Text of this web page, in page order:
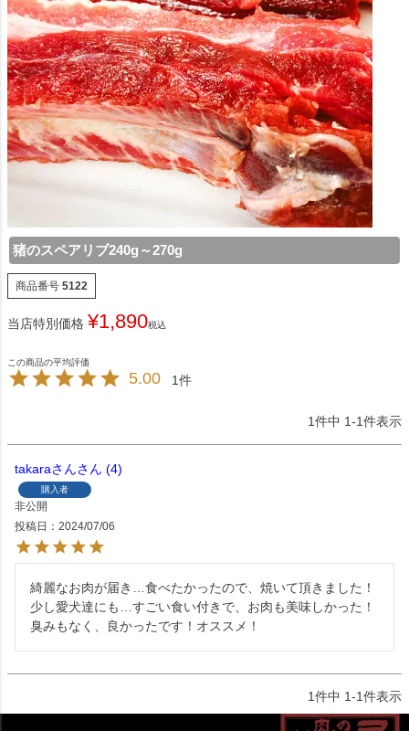
猪のスペアリブ240g～270g
商品番号 5122
当店特別価格 ¥1,890税込
5.00 1
1件中 1-1件表示
takaraさん 4
購入者
非公開
投稿日
2024/07/06
綺麗なお肉が届き…食べたかったので、焼いて頂きました！
少し愛犬達にも…すごい食い付きで、お肉も美味しかった！
臭みもなく、良かったです！オススメ！
1件中 1-1件表示